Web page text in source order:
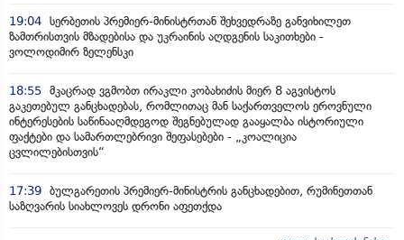
19:04 სერბეთის პრემიერ-მინისტრთან შეხვედრაზე განვიხილეთ
ზამთრისთვის მზადებისა და უკრაინის აღდგენის საკითხები -
ვოლოდიმირ ზელენსკი
18:55 მკაცრად ვგმობთ ირაკლი კობახიძის მიერ 8 აგვისტოს
გაკეთებულ განცხადებას, რომლითაც მან საქართველოს ეროვნული
ინტერესების საწინააღმდეგოდ შეგნებულად გააყალბა ისტორიული
ფაქტები და სამართლებრივი შეფასებები - „კოალიცია
ცვლილებისთვის“
17:39 ბულგარეთის პრემიერ-მინისტრის განცხადებით, რუმინეთთან
საზღვარის სიახლოვეს დრონი აფეთქდა